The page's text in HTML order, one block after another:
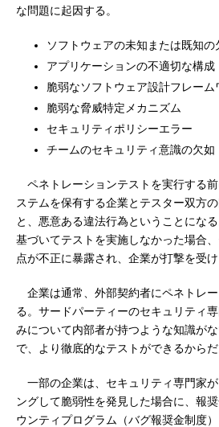
な問題に起因する。
ソフトウェアの未知または既知の
アプリケーションの不適切な構成
脆弱なソフトウェア設計フレーム
脆弱な脅威特定メカニズム
セキュリティポリシーエラー
チームのセキュリティ意識の欠如
ペネトレーションテストを実行する
ステムを保有する企業とテスター双方
と、悪意ある違法行為ということにな
基づいてテストを実施しなかった場合
点が不正に暴露され、企業が打撃を受け
企業は通常、外部契約者にペネトレ
る。サードパーティーのセキュリティ
みについて内部者が持つような知識が
で、より徹底的なテストができるからだ
一部の企業は、セキュリティ専門家
ングして脆弱性を発見した場合に、報
ウンティプログラム（バグ報奨金制度）